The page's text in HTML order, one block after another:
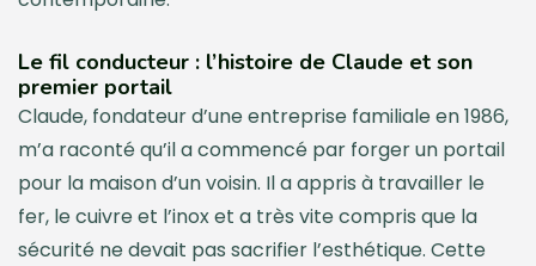
Le fil conducteur : l’histoire de Claude et son
premier portail
Claude, fondateur d’une entreprise familiale en 1986,
m’a raconté qu’il a commencé par forger un portail
pour la maison d’un voisin. Il a appris à travailler le
fer, le cuivre et l’inox et a très vite compris que la
sécurité ne devait pas sacrifier l’esthétique. Cette